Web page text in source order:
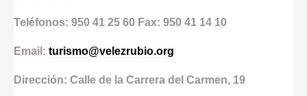
Teléfonos: 950 41 25 60 Fax: 950 41 14 10
Email: turismo@velezrubio.org
Dirección: Calle de la Carrera del Carmen, 19